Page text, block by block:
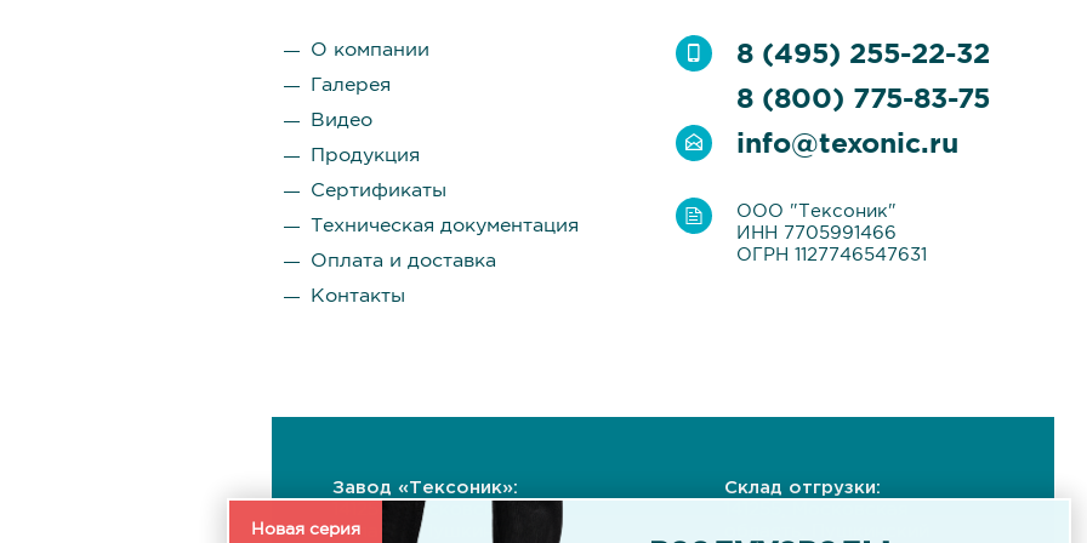
О компании
Галерея
Видео
Продукция
Сертификаты
Техническая документация
Оплата и доставка
Контакты
8 (495) 255-22-32
8 (800) 775-83-75
info@texonic.ru
ООО "Тексоник"
ИНН 7705991466
ОГРН 1127746547631
Завод «Тексоник»:
141255, Московская
область, Пушкинский
Склад отгрузки:
Новая серия